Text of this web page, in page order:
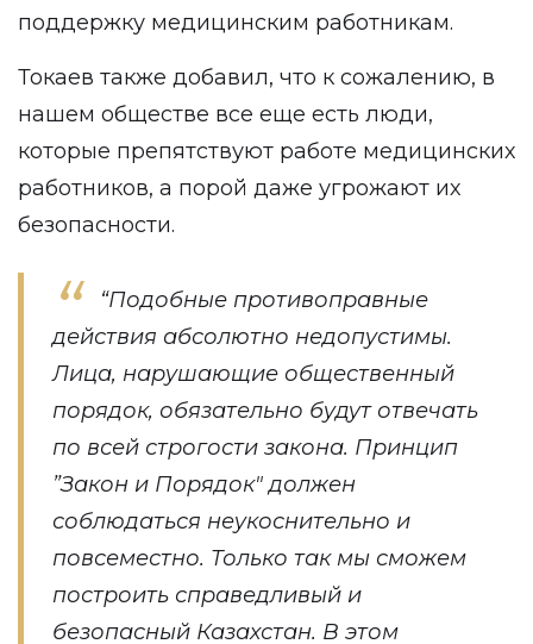
поддержку медицинским работникам.
Токаев также добавил, что к сожалению, в
нашем обществе все еще есть люди,
которые препятствуют работе медицинских
работников, а порой даже угрожают их
безопасности.
“Подобные противоправные
действия абсолютно недопустимы.
Лица, нарушающие общественный
порядок, обязательно будут отвечать
по всей строгости закона. Принцип
”Закон и Порядок" должен
соблюдаться неукоснительно и
повсеместно. Только так мы сможем
построить справедливый и
безопасный Казахстан. В этом